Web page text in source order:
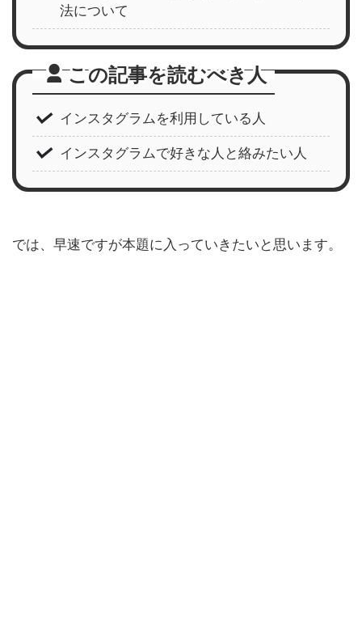
法について
この記事を読むべき人
インスタグラムを利用している人
インスタグラムで好きな人と絡みたい人
では、早速ですが本題に入っていきたいと思います。